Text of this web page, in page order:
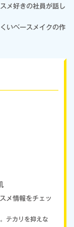
メ好きの社員が話し
いベースメイクの作
メ情報をチェッ
テカリを抑えな